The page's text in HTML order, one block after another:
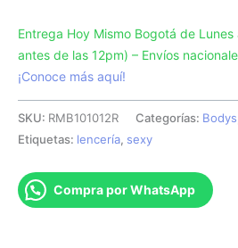
Entrega Hoy Mismo Bogotá de
antes de las 12pm) – Envíos
¡Conoce más aquí!
SKU: RMB101012R Categorías: Bodys
Etiquetas: lencería, sexy
Compra por WhatsApp